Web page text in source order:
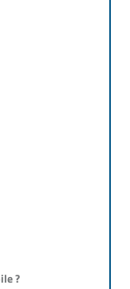
?